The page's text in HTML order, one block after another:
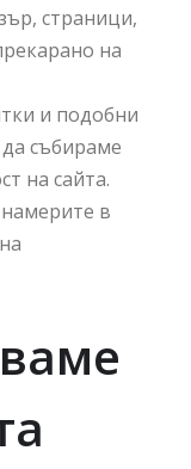
страници,
на
и подобни
събираме
на сайта.
в